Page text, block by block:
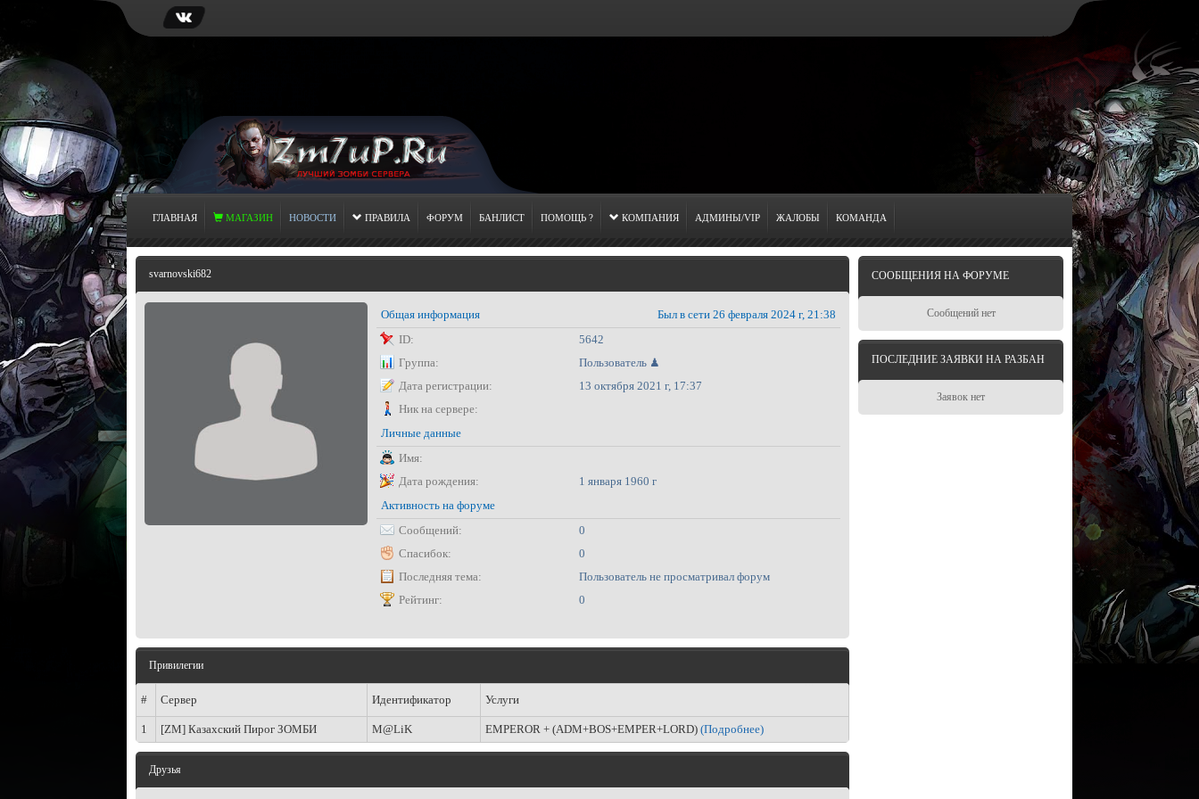
ГЛАВНАЯ МАГАЗИН НОВОСТИ ПРАВИЛА ФОРУМ БАНЛИСТ ПОМОЩЬ ? КОМПАНИЯ АДМИНЫ/VIP ЖАЛОБЫ КОМАНДА
svarnovski682
Общая информация
Был в сети 26 февраля 2024 г, 21:38
ID:
5642
Группа:
Пользователь ♟
Дата регистрации:
13 октября 2021 г, 17:37
Ник на сервере:
Личные данные
Имя:
Дата рождения:
1 января 1960 г
Активность на форуме
Сообщений:
0
Спасибок:
0
Последняя тема:
Пользователь не просматривал форум
Рейтинг:
0
Привилегии
# Сервер Идентификатор Услуги
1 [ZM] Казахский Пирог ЗОМБИ M@LiK EMPEROR + (ADM+BOS+EMPER+LORD) (Подробнее)
Друзья
СООБЩЕНИЯ НА ФОРУМЕ
Сообщений нет
ПОСЛЕДНИЕ ЗАЯВКИ НА РАЗБАН
Заявок нет